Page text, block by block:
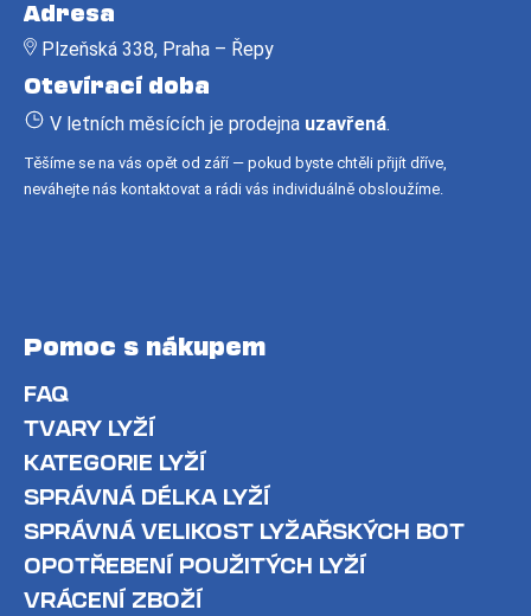
Adresa
Plzeňská 338, Praha – Řepy
Otevírací doba
V letních měsících je prodejna uzavřená.
Těšíme se na vás opět od září — pokud byste chtěli přijít dříve,
neváhejte nás kontaktovat a rádi vás individuálně obsloužíme.
Pomoc s nákupem
FAQ
TVARY LYŽÍ
KATEGORIE LYŽÍ
SPRÁVNÁ DÉLKA LYŽÍ
SPRÁVNÁ VELIKOST LYŽAŘSKÝCH BOT
OPOTŘEBENÍ POUŽITÝCH LYŽÍ
VRÁCENÍ ZBOŽÍ